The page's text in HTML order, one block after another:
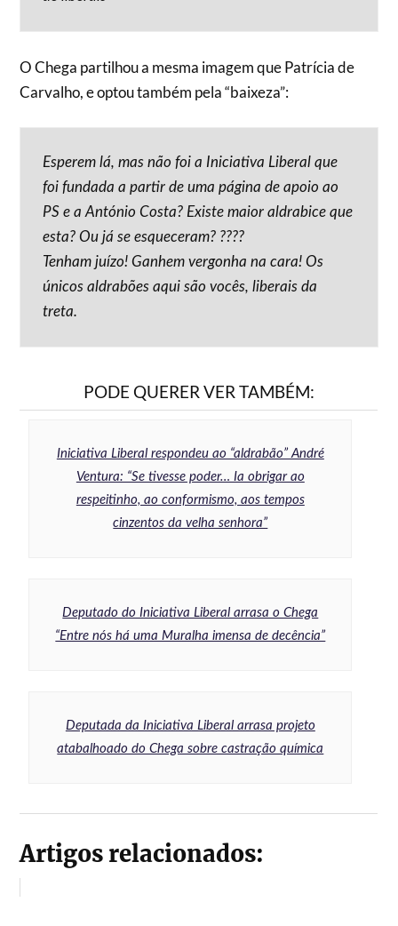
O Chega partilhou a mesma imagem que Patrícia de
Carvalho, e optou também pela “baixeza”:
Esperem lá, mas não foi a Iniciativa Liberal que
foi fundada a partir de uma página de apoio ao
PS e a António Costa? Existe maior aldrabice que
esta? Ou já se esqueceram? ????
Tenham juízo! Ganhem vergonha na cara! Os
únicos aldrabões aqui são vocês, liberais da
treta.
PODE QUERER VER TAMBÉM:
Iniciativa Liberal respondeu ao “aldrabão” André
Ventura: “Se tivesse poder… Ia obrigar ao
respeitinho, ao conformismo, aos tempos
cinzentos da velha senhora”
Deputado do Iniciativa Liberal arrasa o Chega
“Entre nós há uma Muralha imensa de decência”
Deputada da Iniciativa Liberal arrasa projeto
atabalhoado do Chega sobre castração química
Artigos relacionados: